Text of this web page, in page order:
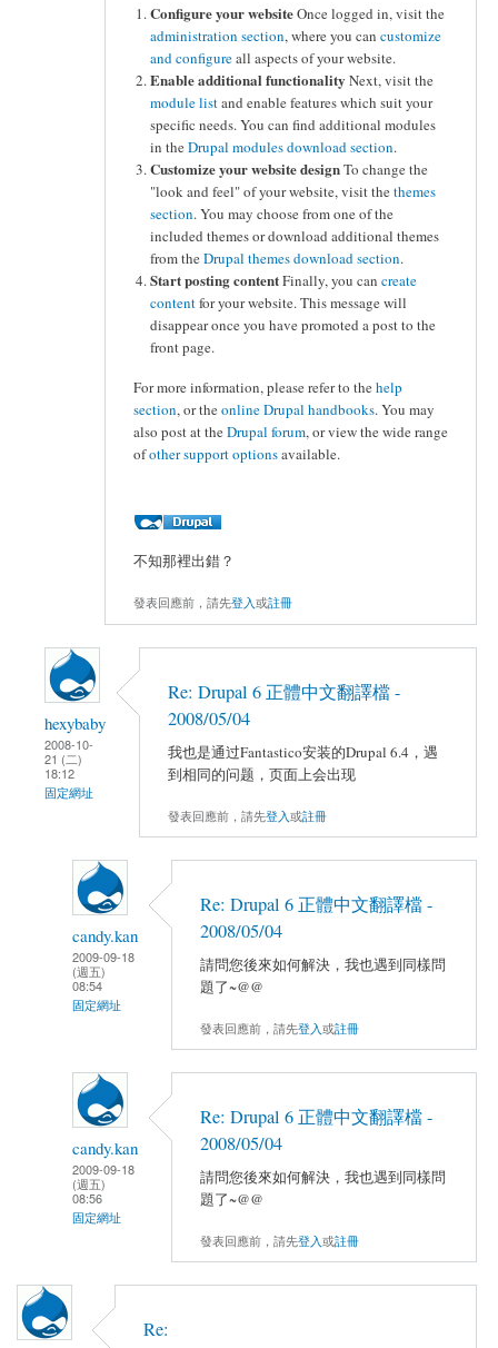
Configure your websiteOnce logged in, visit the
administration section, where you can customize
and configureall aspects of your website.
Enable additional functionality Next, visit the
module listand enable features which suit your
specific needs. You can find additional modules
in theDrupal modules download section.
Customize your website designTo change the
"look and feel" of your website, visit thethemes
section. You may choose from one of the
included themes or download additional themes
from theDrupal themes download section.
Start posting contentFinally, you can create
contentfor your website. This message will
disappear once you have promoted a post to the
front page.
For more information, please refer to thehelp
section, or theonline Drupal handbooks. You may
also post at theDrupal forum, or view the wide range
ofother support optionsavailable.
不知那裡出錯？
發表回應前，請先登入或註冊
hexybaby
2008-10-
21 (二)
18:12
固定網址
Re: Drupal 6 正體中文翻譯檔 -
2008/05/04
我也是通过Fantastico安装的Drupal 6.4，遇
到相同的问题，页面上会出现
發表回應前，請先登入或註冊
candy.kan
2009-09-18
(週五)
08:54
固定網址
Re: Drupal 6 正體中文翻譯檔 -
2008/05/04
請問您後來如何解決，我也遇到同樣問
題了~@@
發表回應前，請先登入或註冊
candy.kan
2009-09-18
(週五)
08:56
固定網址
Re: Drupal 6 正體中文翻譯檔 -
2008/05/04
請問您後來如何解決，我也遇到同樣問
題了~@@
發表回應前，請先登入或註冊
Re: